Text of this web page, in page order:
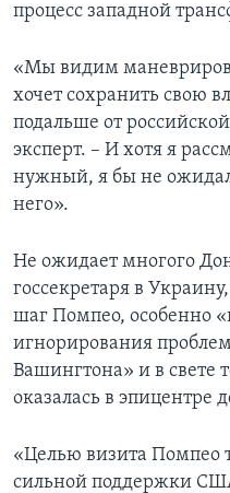
процесс западной
«Мы видим
хочет сохранить свою
подальше от
эксперт. – И хотя я
нужный, я бы не
него».
Не ожидает многого
госсекретаря в
шаг Помпео, особенно
игнорирования
Вашингтона» и в свете
оказалась в эпицентре
«Целью визита Помпео
сильной поддержки